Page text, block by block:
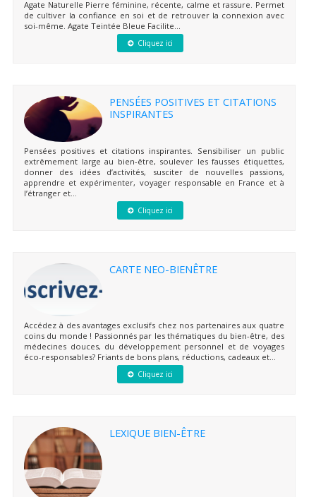
Agate Naturelle Pierre féminine, récente, calme et rassure. Permet
de cultiver la confiance en soi et de retrouver la connexion avec
soi-même. Agate Teintée Bleue Facilite...
Cliquez ici
PENSÉES POSITIVES ET CITATIONS
INSPIRANTES
Pensées positives et citations inspirantes. Sensibiliser un public
extrêmement large au bien-être, soulever les fausses étiquettes,
donner des idées d’activités, susciter de nouvelles passions,
apprendre et expérimenter, voyager responsable en France et à
l’étranger et...
Cliquez ici
CARTE NEO-BIENÊTRE
Accédez à des avantages exclusifs chez nos partenaires aux quatre
coins du monde ! Passionnés par les thématiques du bien-être, des
médecines douces, du développement personnel et de voyages
éco-responsables? Friants de bons plans, réductions, cadeaux et...
Cliquez ici
LEXIQUE BIEN-ÊTRE